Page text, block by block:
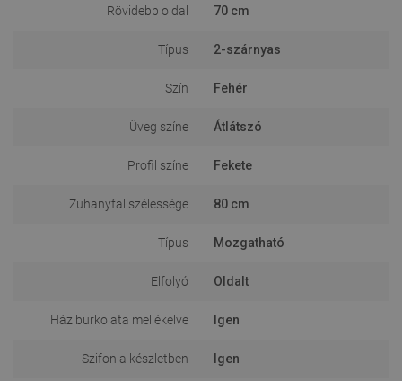
Rövidebb oldal 70 cm
Típus 2-szárnyas
Szín Fehér
Üveg színe Átlátszó
Profil színe Fekete
Zuhanyfal szélessége 80 cm
Típus Mozgatható
Elfolyó Oldalt
Ház burkolata mellékelve Igen
Szifon a készletben Igen